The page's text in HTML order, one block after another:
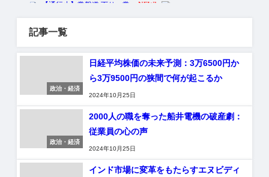
記事一覧
政治・経済
日経平均株価の未来予測：3万6500円か
ら3万9500円の狭間で何が起こるか
2024年10月25日
政治・経済
2000人の職を奪った船井電機の破産劇：
従業員の心の声
2024年10月25日
インド市場に変革をもたらすエヌビディ